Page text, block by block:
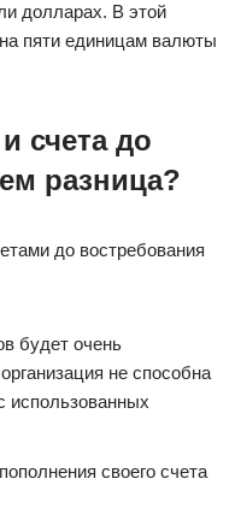
долларах. В этой
пяти единицам валюты
счета до
разница?
до востребования
будет очень
не способна
использованных
своего счета